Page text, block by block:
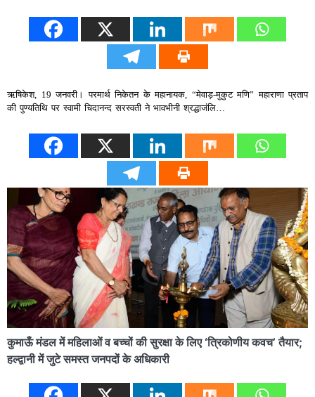
ऋषिकेश, 19 जनवरी। परमार्थ निकेतन के महानायक, “मेवाड़-मुकुट मणि” महाराणा प्रताप
की पुण्यतिथि पर स्वामी चिदानन्द सरस्वती ने भावभीनी श्रद्धाजंलि…
कुमाऊँ मंडल में महिलाओं व बच्चों की सुरक्षा के लिए ‘त्रिकोणीय कवच’ तैयार;
हल्द्वानी में जुटे समस्त जनपदों के अधिकारी